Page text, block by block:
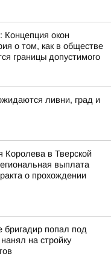
окон
о том, как в обществе
границы допустимого
ливни, град и
в Тверской
выплата
о прохождении
бригадир попал под
на стройку